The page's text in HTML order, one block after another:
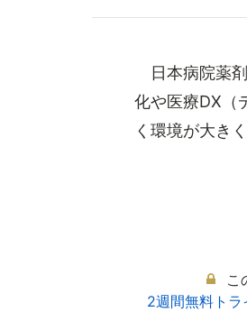
日本病院薬
化や医療DX（
く環境が大き
こ
2週間無料ト